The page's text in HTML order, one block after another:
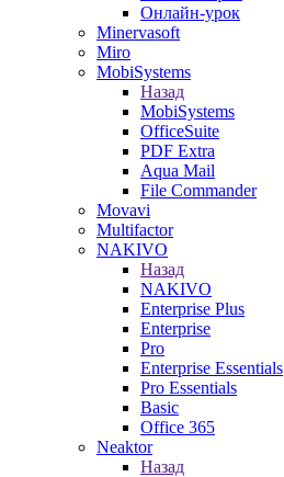
Онлайн-урок
Minervasoft
Miro
MobiSystems
Назад
MobiSystems
OfficeSuite
PDF Extra
Aqua Mail
File Commander
Movavi
Multifactor
NAKIVO
Назад
NAKIVO
Enterprise Plus
Enterprise
Pro
Enterprise Essentials
Pro Essentials
Basic
Office 365
Neaktor
Назад